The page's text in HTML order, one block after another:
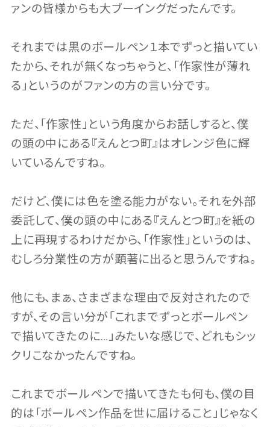
ァンの皆様からも大ブーイングだったんです。
それまでは黒のボールペン１本でずっと描いてい
たから、それが無くなっちゃうと、「作家性が薄れ
る」というのがファンの方の言い分です。
ただ、「作家性」という角度からお話しすると、僕
の頭の中にある『えんとつ町』はオレンジ色に輝
いているんですね。
だけど、僕には色を塗る能力がない。それを外部
委託して、僕の頭の中にある『えんとつ町』を紙の
上に再現するわけだから、「作家性」というのは、
むしろ分業性の方が顕著に出ると思うんですね。
他にも、まぁ、さまざまな理由で反対されたので
すが、その言い分が「これまでずっとボールペン
で描いてきたのに…」みたいな感じで、どれもシッ
クリこなかったんですね。
これまでボールペンで描いてきたも何も、僕の目
的は「ボールペン作品を世に届けること」じゃなく